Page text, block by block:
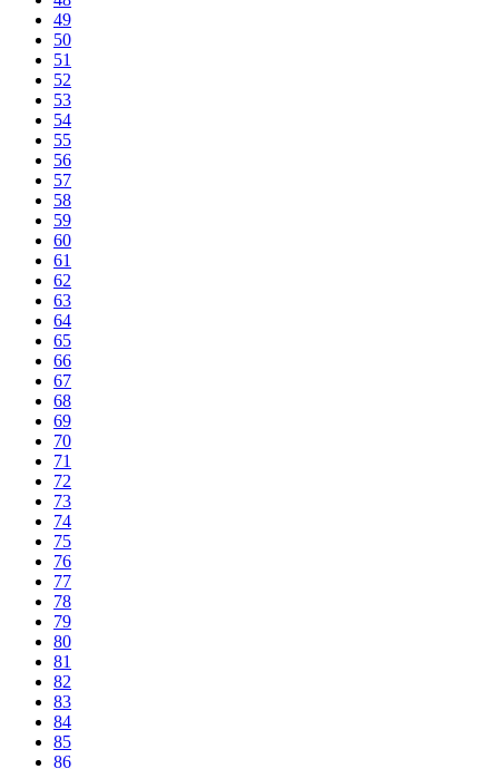
49
50
51
52
53
54
55
56
57
58
59
60
61
62
63
64
65
66
67
68
69
70
71
72
73
74
75
76
77
78
79
80
81
82
83
84
85
86